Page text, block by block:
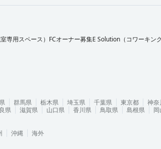
専用スペース）FCオーナー募集E Solution（コワーキン
群馬県 栃木県 埼玉県 千葉県 東京都 神奈
県 滋賀県 山口県 香川県 鳥取県 島根県
沖縄 海外